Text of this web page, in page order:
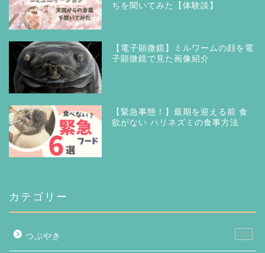
ちを聞いてみた【体験談】
【電子顕微鏡】ミルワームの顔を電
子顕微鏡で見た画像紹介
【緊急事態！】最期を迎える前 食
欲がない ハリネズミの食事方法
カテゴリー
つぶやき 33